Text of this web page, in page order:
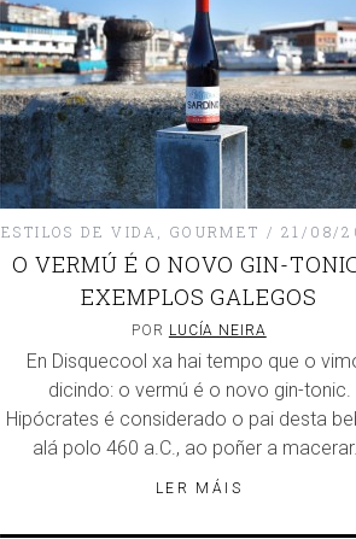
ESTILOS DE VIDA GOURMET 21/08/
O VERMÚ É O NOVO GIN-
EXEMPLOS GALEGOS
POR LUCÍA NEIRA
En Disquecool xa hai tempo que o
dicindo: o vermú é o novo gin-tonic.
Hipócrates é considerado o pai desta
alá polo 460 a.C., ao poñer a
LER MÁIS